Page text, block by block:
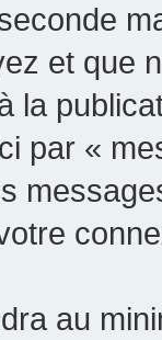
et que
la
par «
au